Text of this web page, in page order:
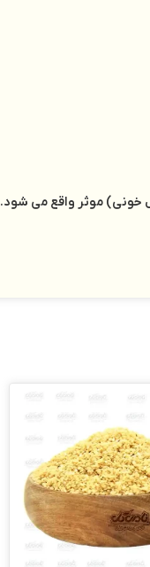
خونی) موثر واقع می شود.